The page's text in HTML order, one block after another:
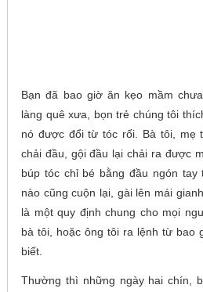
Bạn đã bao giờ ăn kẹo mầm
làng quê xưa, bọn trẻ chúng tôi
nó được đổi từ tóc rối. Bà tôi, mẹ
chải đầu, gội đầu lại chải ra được
búp tóc chỉ bé bằng đầu ngón
nào cũng cuộn lại, gài lên mái
là một quy định chung cho mọi
bà tôi, hoặc ông tôi ra lệnh từ bao
biết.
Thường thì những ngày hai chín,